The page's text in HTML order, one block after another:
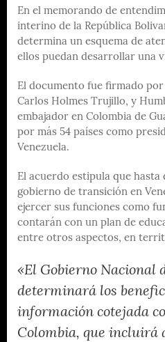
En el memorando de
interino de la República
determina un esquema de
ellos puedan desarrollar una
El documento fue firmado
Carlos Holmes Trujillo, y
embajador en Colombia de
por más 54 países como
Venezuela.
El acuerdo estipula que hasta
gobierno de transición en
ejercer sus funciones como
contarán con un plan de
entre otros aspectos, en
«El Gobierno Nacional
determinará los
información cotejada
Colombia, que incluirá